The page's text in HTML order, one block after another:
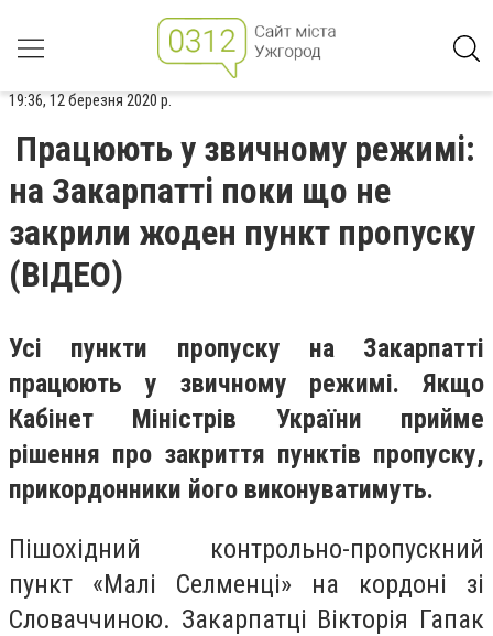
19:36, 12 березня 2020 р.
Працюють у звичному режимі:
на Закарпатті поки що не
закрили жоден пункт пропуску
(ВІДЕО)
Усі пункти пропуску на Закарпатті
працюють у звичному режимі. Якщо
Кабінет Міністрів України прийме
рішення про закриття пунктів пропуску,
прикордонники його виконуватимуть.
Пішохідний контрольно-пропускний
пункт «Малі Селменці» на кордоні зі
Словаччиною. Закарпатці Вікторія Гапак